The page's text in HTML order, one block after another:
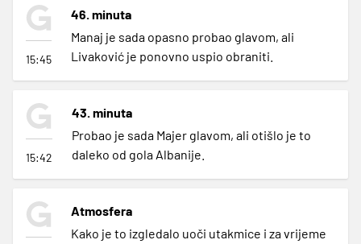
15:45
46. minuta
Manaj je sada opasno probao glavom, ali
Livaković je ponovno uspio obraniti.
15:42
43. minuta
Probao je sada Majer glavom, ali otišlo je to
daleko od gola Albanije.
Atmosfera
Kako je to izgledalo uoči utakmice i za vrijeme